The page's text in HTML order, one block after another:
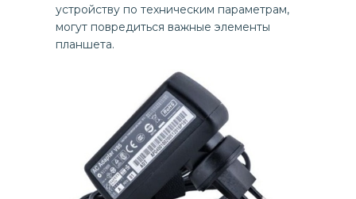
устройству по техническим параметрам,
могут повредиться важные элементы
планшета.